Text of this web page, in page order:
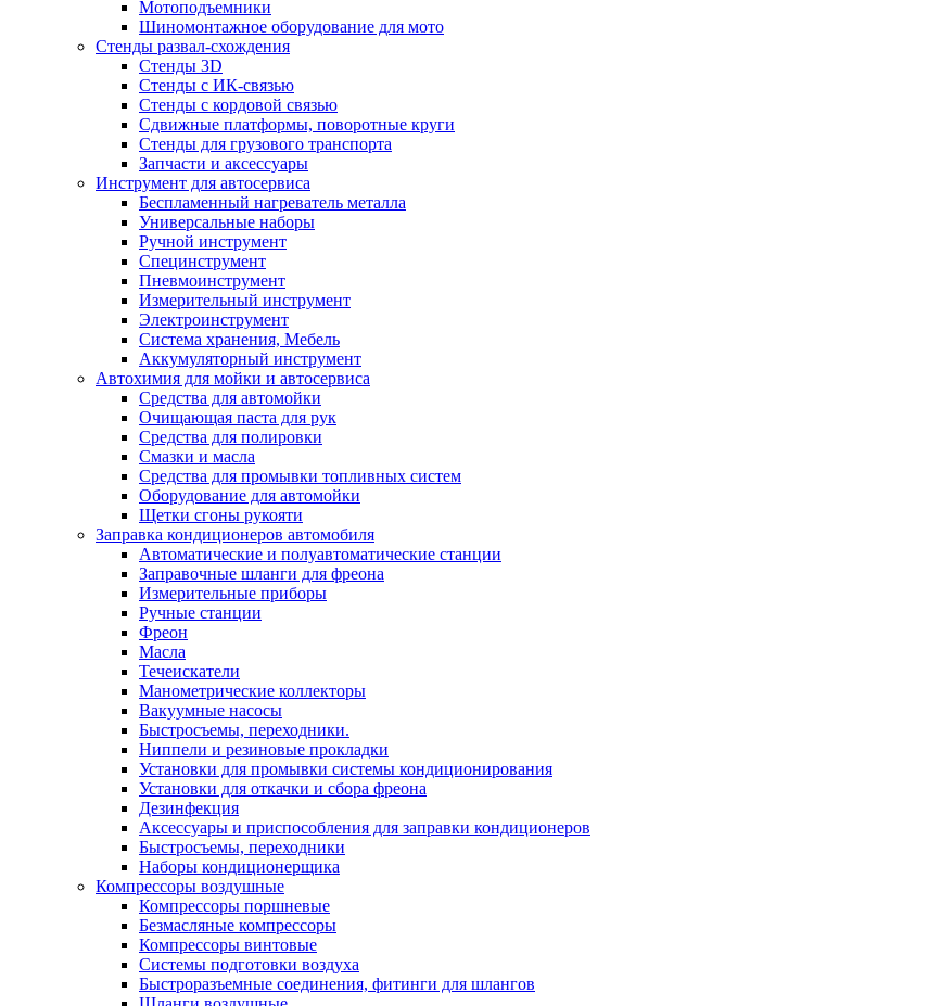
Мотоподъемники
Шиномонтажное оборудование для мото
Стенды развал-схождения
Стенды 3D
Стенды с ИК-связью
Стенды с кордовой связью
Сдвижные платформы, поворотные круги
Стенды для грузового транспорта
Запчасти и аксессуары
Инструмент для автосервиса
Беспламенный нагреватель металла
Универсальные наборы
Ручной инструмент
Специнструмент
Пневмоинструмент
Измерительный инструмент
Электроинструмент
Система хранения, Мебель
Аккумуляторный инструмент
Автохимия для мойки и автосервиса
Средства для автомойки
Очищающая паста для рук
Средства для полировки
Смазки и масла
Средства для промывки топливных систем
Оборудование для автомойки
Щетки сгоны рукояти
Заправка кондиционеров автомобиля
Автоматические и полуавтоматические станции
Заправочные шланги для фреона
Измерительные приборы
Ручные станции
Фреон
Масла
Течеискатели
Манометрические коллекторы
Вакуумные насосы
Быстросъемы, переходники.
Ниппели и резиновые прокладки
Установки для промывки системы кондиционирования
Установки для откачки и сбора фреона
Дезинфекция
Аксессуары и приспособления для заправки кондиционеров
Быстросъемы, переходники
Наборы кондиционерщика
Компрессоры воздушные
Компрессоры поршневые
Безмасляные компрессоры
Компрессоры винтовые
Системы подготовки воздуха
Быстроразъемные соединения, фитинги для шлангов